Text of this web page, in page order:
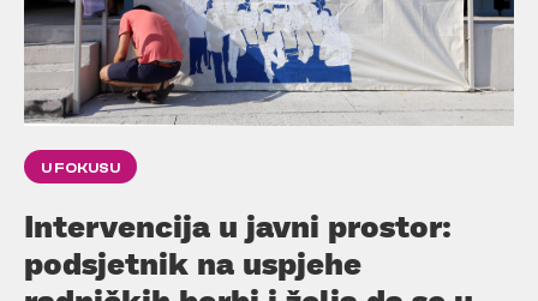
U FOKUSU
Intervencija u javni prostor:
podsjetnik na uspjehe